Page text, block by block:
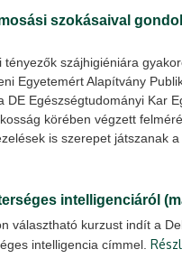
szokásaival
szájhigiéniára
Egyetemért Alapítvány
DE Egészségtudományi Kar
körében végzett
is szerepet játszanak
intelligenciáról
választható kurzust indít a
intelligencia címmel.